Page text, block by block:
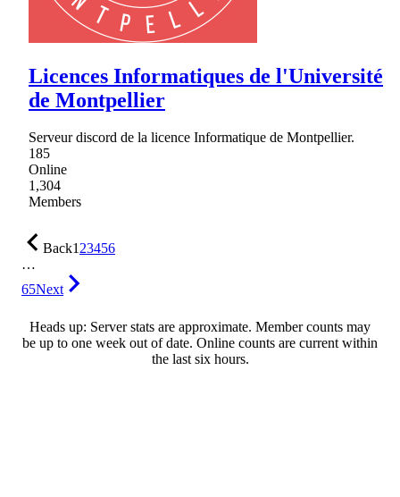
Licences Informatiques de l'Université
de Montpellier
Serveur discord de la licence Informatique de Montpellier.
185
Online
1,304
Members
Back123456
…
65Next
Heads up: Server stats are approximate. Member counts may
be up to one week out of date. Online counts are current within
the last six hours.